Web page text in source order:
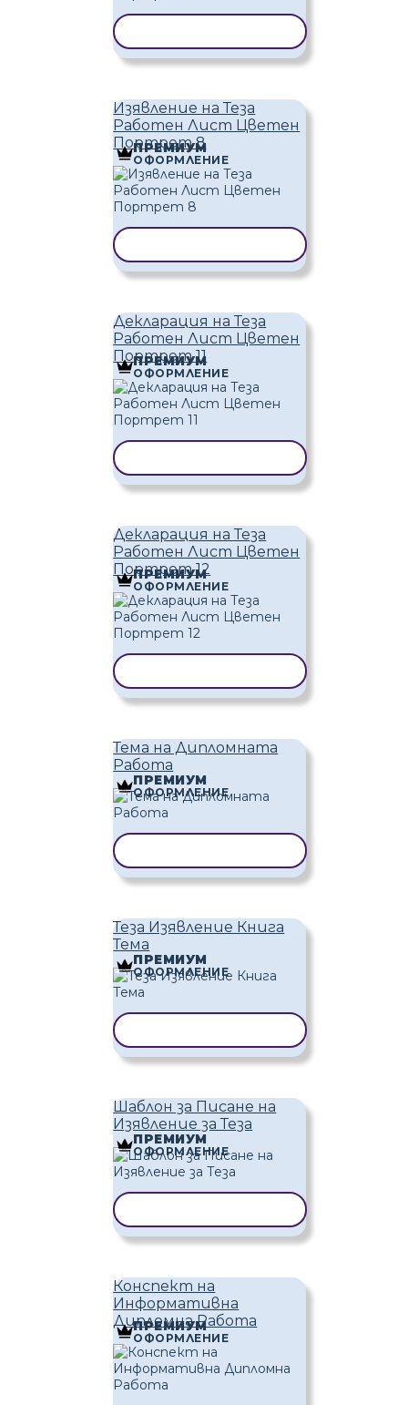
Изявление на Теза
Работен Лист Цветен
Портрет 8
ПРЕМИУМ
ОФОРМЛЕНИЕ
Декларация на Теза
Работен Лист Цветен
Портрет 11
ПРЕМИУМ
ОФОРМЛЕНИЕ
Декларация на Теза
Работен Лист Цветен
Портрет 12
ПРЕМИУМ
ОФОРМЛЕНИЕ
Тема на Дипломната
Работа
ПРЕМИУМ
ОФОРМЛЕНИЕ
Теза Изявление Книга
Тема
ПРЕМИУМ
ОФОРМЛЕНИЕ
Шаблон за Писане на
Изявление за Теза
ПРЕМИУМ
ОФОРМЛЕНИЕ
Конспект на
Информативна
Дипломна Работа
ПРЕМИУМ
ОФОРМЛЕНИЕ